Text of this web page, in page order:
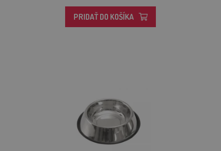
PRIDAŤ DO KOŠÍKA